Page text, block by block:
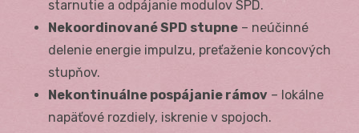
starnutie a odpájanie modulov SPD.
Nekoordinované SPD stupne – neúčinné
delenie energie impulzu, preťaženie koncových
stupňov.
Nekontinuálne pospájanie rámov – lokálne
napäťové rozdiely, iskrenie v spojoch.